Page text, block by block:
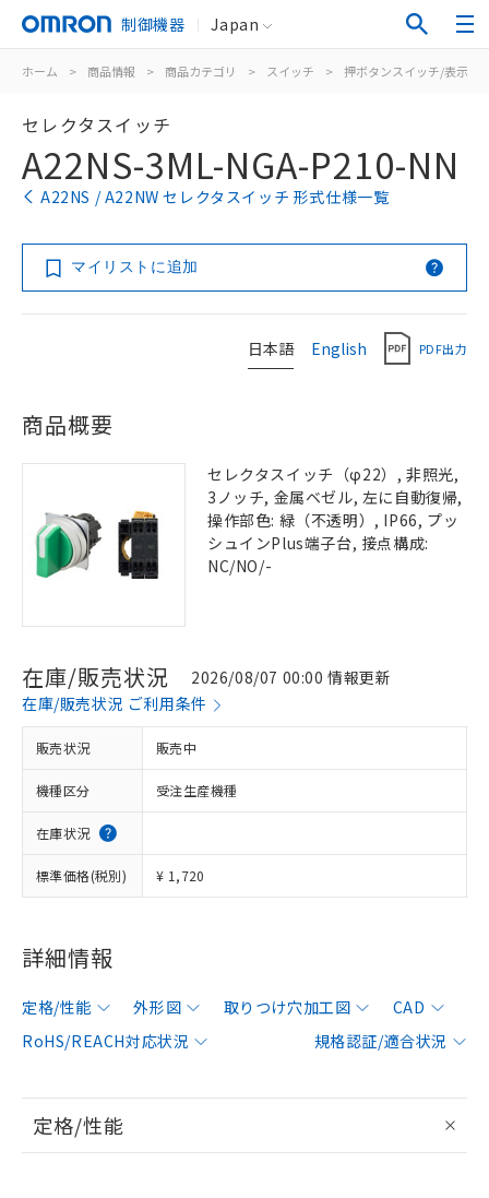
制御機器 Japan
ホーム > 商品情報 > 商品カテゴリ > スイッチ > 押ボタンスイッチ/表示灯
セレクタスイッチ
A22NS-3ML-NGA-P210-NN
A22NS / A22NW セレクタスイッチ 形式仕様一覧
マイリストに追加
日本語 English PDF出力
商品概要
セレクタスイッチ（φ22）, 非照光,
3ノッチ, 金属ベゼル, 左に自動復帰,
操作部色: 緑（不透明）, IP66, プッ
シュインPlus端子台, 接点構成:
NC/NO/-
在庫/販売状況
2026/08/07 00:00 情報更新
在庫/販売状況 ご利用条件
販売状況 販売中
機種区分 受注生産機種
在庫状況
標準価格(税別) ¥ 1,720
詳細情報
定格/性能 外形図 取りつけ穴加工図
CAD
RoHS/REACH対応状況
規格認証/適合状況
定格/性能